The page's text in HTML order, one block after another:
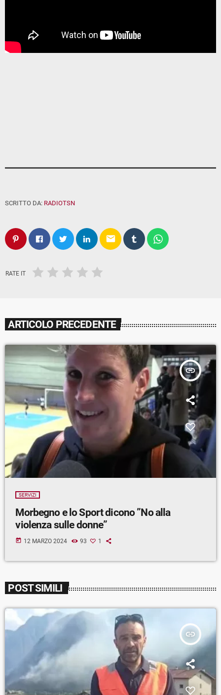
SCRITTO DA: RADIOTSN
email
RATE IT
ARTICOLO PRECEDENTE
insert_link
SERVIZI
Morbegno e lo Sport dicono ”No alla
violenza sulle donne”
today 12 MARZO 2024 93 1
POST SIMILI
insert_link